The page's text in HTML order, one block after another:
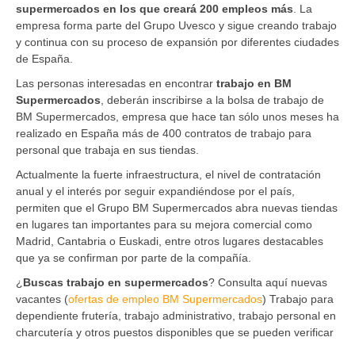
supermercados en los que creará 200 empleos más . La
empresa forma parte del Grupo Uvesco y sigue creando trabajo
y continua con su proceso de expansión por diferentes ciudades
de España.
Las personas interesadas en encontrar trabajo en BM
Supermercados , deberán inscribirse a la bolsa de trabajo de
BM Supermercados, empresa que hace tan sólo unos meses ha
realizado en España más de 400 contratos de trabajo para
personal que trabaja en sus tiendas.
Actualmente la fuerte infraestructura, el nivel de contratación
anual y el interés por seguir expandiéndose por el país,
permiten que el Grupo BM Supermercados abra nuevas tiendas
en lugares tan importantes para su mejora comercial como
Madrid, Cantabria o Euskadi, entre otros lugares destacables
que ya se confirman por parte de la compañía.
¿ Buscas trabajo en supermercados? Consulta aquí nuevas
vacantes (ofertas de empleo BM Supermercados) Trabajo para
dependiente frutería, trabajo administrativo, trabajo personal en
charcutería y otros puestos disponibles que se pueden verificar